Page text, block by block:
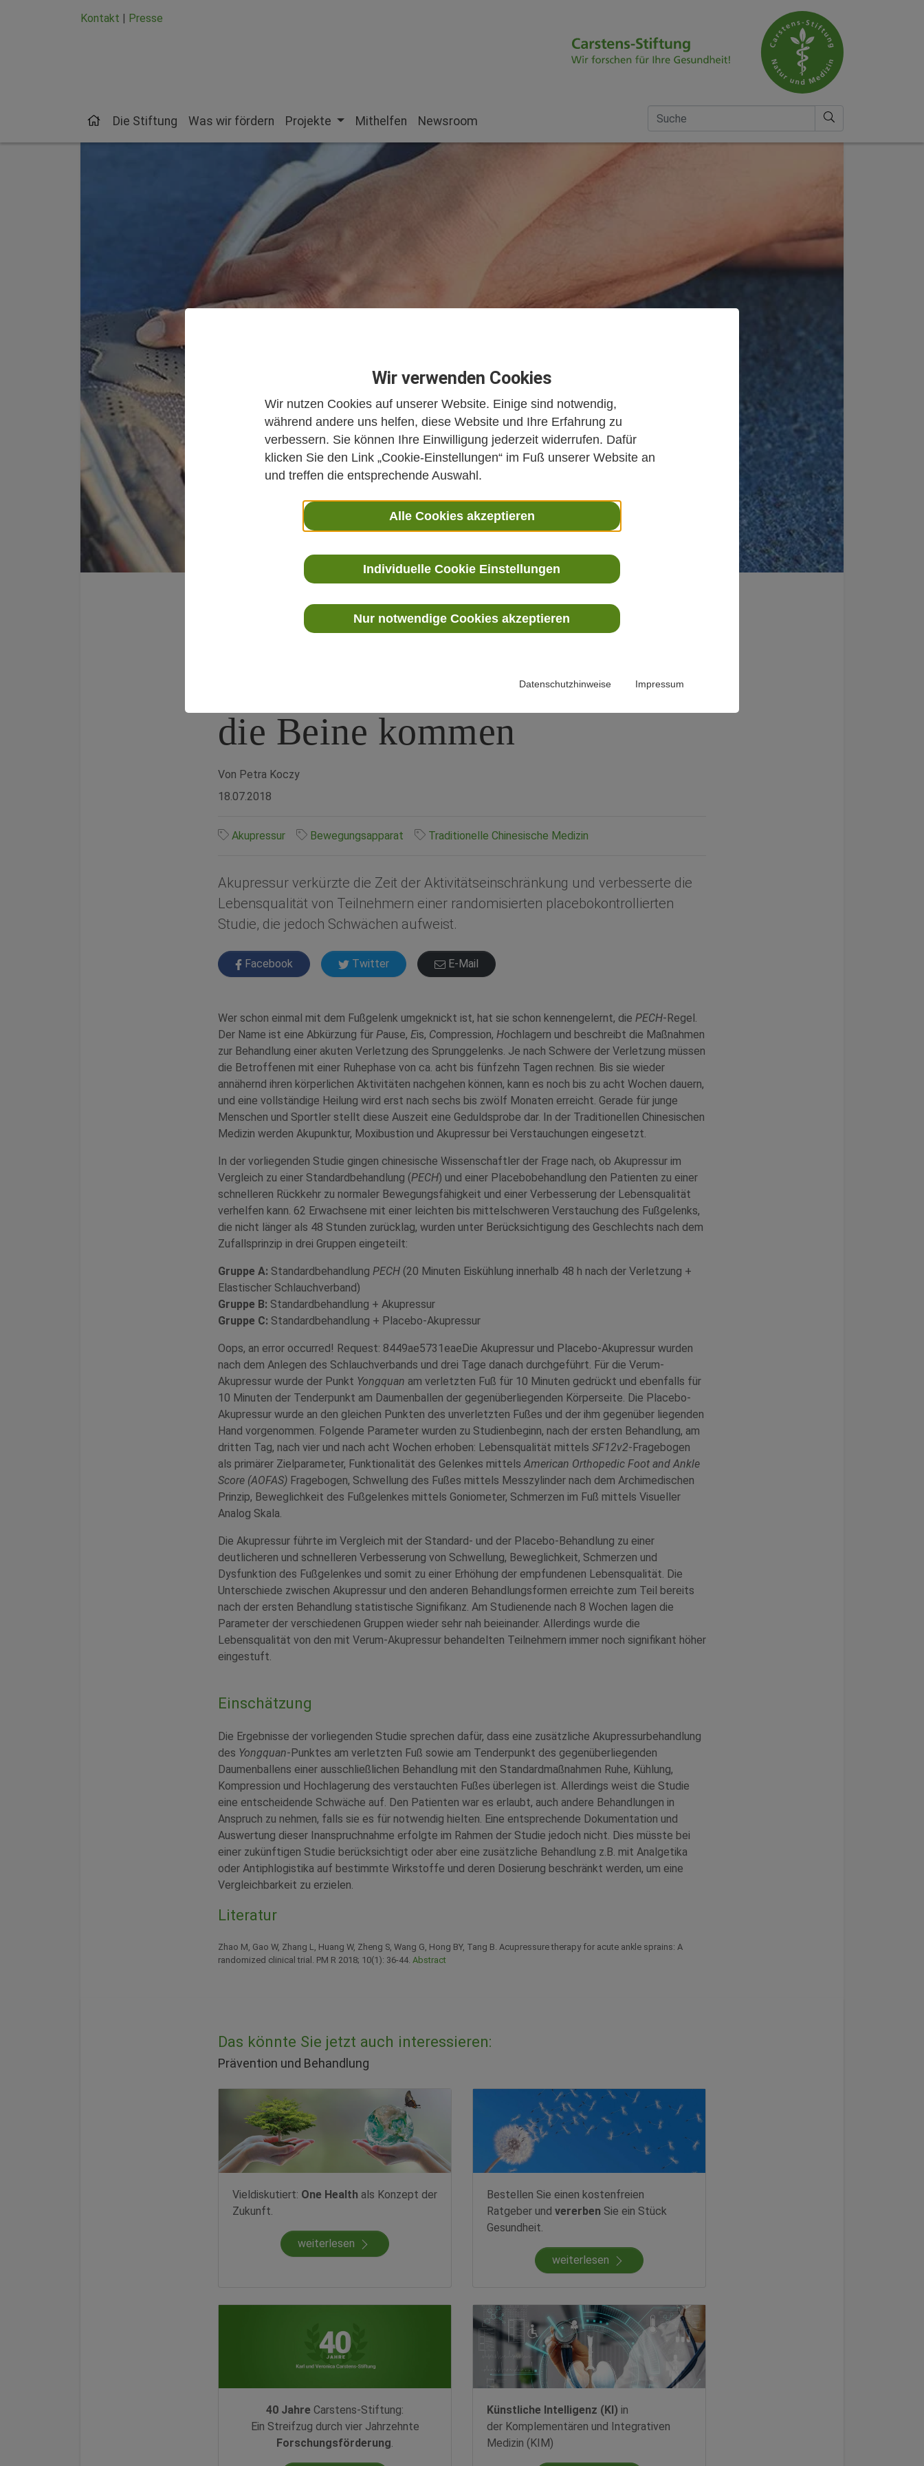
Wir verwenden Cookies
Wir nutzen Cookies auf unserer Website. Einige sind notwendig,
während andere uns helfen, diese Website und Ihre Erfahrung zu
verbessern. Sie können Ihre Einwilligung jederzeit widerrufen. Dafür
klicken Sie den Link „Cookie-Einstellungen“ im Fuß unserer Website an
und treffen die entsprechende Auswahl.
Alle Cookies akzeptieren
Individuelle Cookie Einstellungen
Nur notwendige Cookies akzeptieren
Datenschutzhinweise Impressum
Kontakt | Presse
Die Stiftung Was wir fördern Projekte Mithelfen Newsroom
Suche nach
Nach Fußgelenks­verstauchung
mit (Hoch-)Druck wieder auf
die Beine kommen
Von Petra Koczy
18.07.2018
Akupressur Bewegungsapparat Traditionelle Chinesische Medizin
Akupressur verkürzte die Zeit der Aktivitätseinschränkung und verbesserte die
Lebensqualität von Teilnehmern einer randomisierten placebokontrollierten
Studie, die jedoch Schwächen aufweist.
Facebook Twitter E-Mail
Wer schon einmal mit dem Fußgelenk umgeknickt ist, hat sie schon kennengelernt, die PECH-Regel.
Der Name ist eine Abkürzung für Pause, Eis, Compression, Hochlagern und beschreibt die Maßnahmen
zur Behandlung einer akuten Verletzung des Sprunggelenks. Je nach Schwere der Verletzung müssen
die Betroffenen mit einer Ruhephase von ca. acht bis fünfzehn Tagen rechnen. Bis sie wieder
annähernd ihren körperlichen Aktivitäten nachgehen können, kann es noch bis zu acht Wochen dauern,
und eine vollständige Heilung wird erst nach sechs bis zwölf Monaten erreicht. Gerade für junge
Menschen und Sportler stellt diese Auszeit eine Geduldsprobe dar. In der Traditionellen Chinesischen
Medizin werden Akupunktur, Moxibustion und Akupressur bei Verstauchungen eingesetzt.
In der vorliegenden Studie gingen chinesische Wissenschaftler der Frage nach, ob Akupressur im
Vergleich zu einer Standardbehandlung (PECH) und einer Placebobehandlung den Patienten zu einer
schnelleren Rückkehr zu normaler Bewegungsfähigkeit und einer Verbesserung der Lebensqualität
verhelfen kann. 62 Erwachsene mit einer leichten bis mittelschweren Verstauchung des Fußgelenks,
die nicht länger als 48 Stunden zurücklag, wurden unter Berücksichtigung des Geschlechts nach dem
Zufallsprinzip in drei Gruppen eingeteilt:
Gruppe A: Standardbehandlung PECH (20 Minuten Eiskühlung innerhalb 48 h nach der Verletzung +
Elastischer Schlauchverband)
Gruppe B: Standardbehandlung + Akupressur
Gruppe C: Standardbehandlung + Placebo-Akupressur
Oops, an error occurred! Request: 8449ae5731eaeDie Akupressur und Placebo-Akupressur wurden
nach dem Anlegen des Schlauchverbands und drei Tage danach durchgeführt. Für die Verum-
Akupressur wurde der Punkt Yongquan am verletzten Fuß für 10 Minuten gedrückt und ebenfalls für
10 Minuten der Tenderpunkt am Daumenballen der gegenüberliegenden Körperseite. Die Placebo-
Akupressur wurde an den gleichen Punkten des unverletzten Fußes und der ihm gegenüber liegenden
Hand vorgenommen. Folgende Parameter wurden zu Studienbeginn, nach der ersten Behandlung, am
dritten Tag, nach vier und nach acht Wochen erhoben: Lebensqualität mittels SF12v2-Fragebogen
als primärer Zielparameter, Funktionalität des Gelenkes mittels American Orthopedic Foot and Ankle
Score (AOFAS) Fragebogen, Schwellung des Fußes mittels Messzylinder nach dem Archimedischen
Prinzip, Beweglichkeit des Fußgelenkes mittels Goniometer, Schmerzen im Fuß mittels Visueller
Analog Skala.
Die Akupressur führte im Vergleich mit der Standard- und der Placebo-Behandlung zu einer
deutlicheren und schnelleren Verbesserung von Schwellung, Beweglichkeit, Schmerzen und
Dysfunktion des Fußgelenkes und somit zu einer Erhöhung der empfundenen Lebensqualität. Die
Unterschiede zwischen Akupressur und den anderen Behandlungsformen erreichte zum Teil bereits
nach der ersten Behandlung statistische Signifikanz. Am Studienende nach 8 Wochen lagen die
Parameter der verschiedenen Gruppen wieder sehr nah beieinander. Allerdings wurde die
Lebensqualität von den mit Verum-Akupressur behandelten Teilnehmern immer noch signifikant höher
eingestuft.
Einschätzung
Die Ergebnisse der vorliegenden Studie sprechen dafür, dass eine zusätzliche Akupressurbehandlung
des Yongquan-Punktes am verletzten Fuß sowie am Tenderpunkt des gegenüberliegenden
Daumenballens einer ausschließlichen Behandlung mit den Standardmaßnahmen Ruhe, Kühlung,
Kompression und Hochlagerung des verstauchten Fußes überlegen ist. Allerdings weist die Studie
eine entscheidende Schwäche auf. Den Patienten war es erlaubt, auch andere Behandlungen in
Anspruch zu nehmen, falls sie es für notwendig hielten. Eine entsprechende Dokumentation und
Auswertung dieser Inanspruchnahme erfolgte im Rahmen der Studie jedoch nicht. Dies müsste bei
einer zukünftigen Studie berücksichtigt oder aber eine zusätzliche Behandlung z.B. mit Analgetika
oder Antiphlogistika auf bestimmte Wirkstoffe und deren Dosierung beschränkt werden, um eine
Vergleichbarkeit zu erzielen.
Literatur
Zhao M, Gao W, Zhang L, Huang W, Zheng S, Wang G, Hong BY, Tang B. Acupressure therapy for acute ankle sprains: A
randomized clinical trial. PM R 2018; 10(1): 36-44. Abstract
Das könnte Sie jetzt auch interessieren:
Prävention und Behandlung
Vieldiskutiert: One Health als Konzept der
Zukunft.
weiterlesen
Bestellen Sie einen kostenfreien
Ratgeber und vererben Sie ein Stück
Gesundheit.
weiterlesen
40 Jahre Carstens-Stiftung:
Ein Streifzug durch vier Jahrzehnte
Forschungsförderung.
Künstliche Intelligenz (KI) in
der Komplementären und Integrativen
Medizin (KIM)